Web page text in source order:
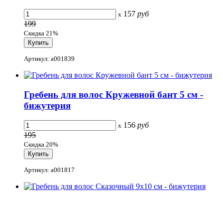
x 157 руб
199
Скидка 21%
Артикул: a001839
Гребень для волос Кружевной бант 5 см -
бижутерия
x 156 руб
195
Скидка 20%
Артикул: a001817